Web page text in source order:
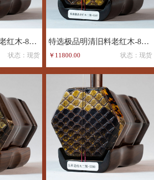
特选极品明清旧料老红木-8168
状态：现货
特选极品明清旧料老红木-8167
￥11800.00 状态：现货